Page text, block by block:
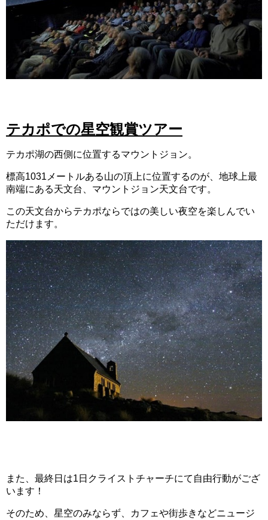
テカポでの星空観賞ツアー
テカポ湖の西側に位置するマウントジョン。
標高1031メートルある山の頂上に位置するのが、地球上最
南端にある天文台、マウントジョン天文台です。
この天文台からテカポならではの美しい夜空を楽しんでい
ただけます。
また、最終日は1日クライストチャーチにて自由行動がござ
います！
そのため、星空のみならず、カフェや街歩きなどニュージ